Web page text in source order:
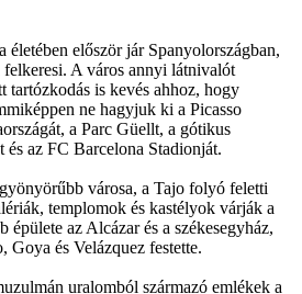
életében először jár Spanyolországban,
A város annyi látnivalót
tartózkodás is kevés ahhoz, hogy
ne hagyjuk ki a Picasso
a Parc Güellt, a gótikus
és az FC Barcelona Stadionját.
városa, a Tajo folyó feletti
templomok és kastélyok várják a
épülete az Alcázar és a székesegyház,
és Velázquez festette.
uralomból származó emlékek a